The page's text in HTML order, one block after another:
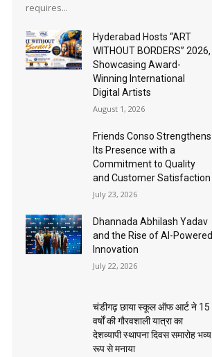
requires...
Hyderabad Hosts “ART
WITHOUT BORDERS” 2026,
Showcasing Award-
Winning International
Digital Artists
August 1, 2026
Friends Conso Strengthens
Its Presence with a
Commitment to Quality
and Customer Satisfaction
July 23, 2026
Dhannada Abhilash Yadav
and the Rise of AI-Powered
Innovation
July 22, 2026
चंडीगढ़ छाया स्कूल ऑफ आर्ट ने 15
वर्षों की गौरवशाली यात्रा का
देशव्यापी स्थापना दिवस समारोह भव्य
रूप से मनाया